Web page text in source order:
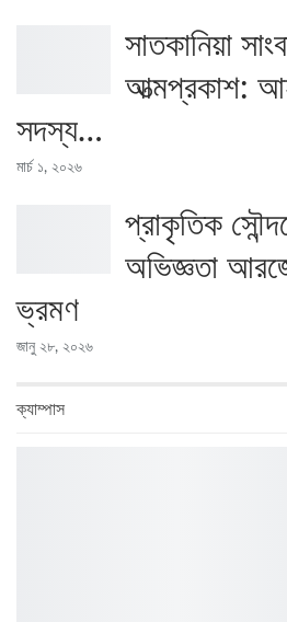
সাতকানিয়া
আত্মপ্রকাশ:
সদস্য…
মার্চ ১, ২০২৬
প্রাকৃতিক
অভিজ্ঞতা
ভ্রমণ
জানু ২৮, ২০২৬
ক্যাম্পাস